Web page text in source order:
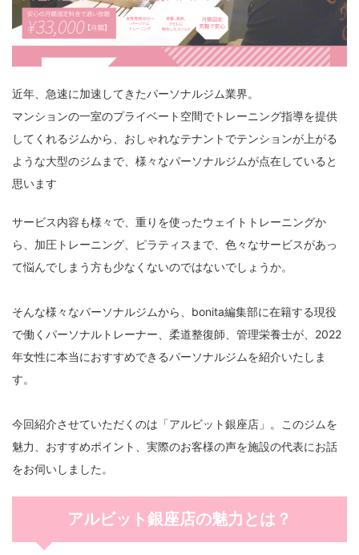
近年、急速に加速してきたパーソナルジム業界。
マンションの一室のプライベート空間でトレーニング指導を提供
してくれるジムから、おしゃれなテナントでテンションが上がる
ような大型のジムまで、様々なパーソナルジムが点在していると
思います
サービス内容も様々で、重りを使ったウェイトトレーニングか
ら、加圧トレーニング、ピラティスまで、色々なサービスがあっ
て悩んでしまう方も少なくないのではないでしょうか。
そんな様々なパーソナルジムから、bonita編集部に在籍する現役
で働くパーソナルトレーナー、柔道整復師、管理栄養士が、2022
年女性に本当におすすめできるパーソナルジムを紹介いたしま
す。
今回紹介させていただくのは「アルビット銀座店」。このジムを
魅力、おすすめポイント、実際のお客様の声を施設の代表にお話
をお伺いしました。
アルビット銀座店の魅力とは？